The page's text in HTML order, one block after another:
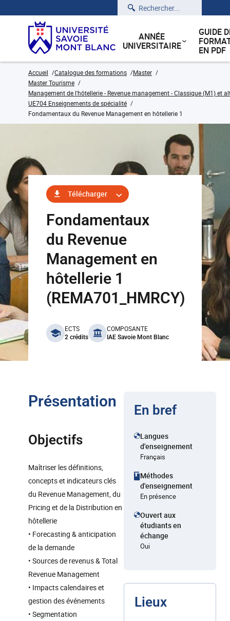
Rechercher
ANNÉE
UNIVERSITAIRE
GUIDE
EN PDF
Accueil Catalogue des formations
Master
Master Tourisme
Management de l'hôtellerie - Revenue management - Classique (M1) et
UE704 Enseignements de spécialité
Fondamentaux du Revenue Management en hôtellerie 1
Télécharger
Fondamentaux
du Revenue
Management en
hôtellerie 1
(REMA701_HMRCY)
benefits
ECTS
2 crédits
COMPOSANTE
IAE Savoie Mont Blanc
Présentation
Objectifs
Maîtriser les définitions,
concepts et indicateurs clés
du Revenue Management, du
Pricing et de la Distribution en
hôtellerie
• Forecasting & anticipation
de la demande
• Sources de revenus & Total
Revenue Management
• Impacts calendaires et
gestion des événements
• Segmentation
En bref
Langues
d'enseignement
Français
Méthodes
d'enseignement
En présence
Ouvert aux
étudiants en
échange
Oui
Lieux